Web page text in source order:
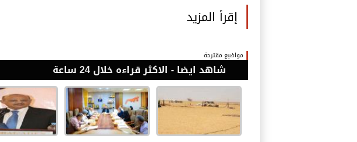
إقرأ المزيد
مواضيع مقترحة
شاهد ايضا - الاكثر قراءه خلال 24 ساعة